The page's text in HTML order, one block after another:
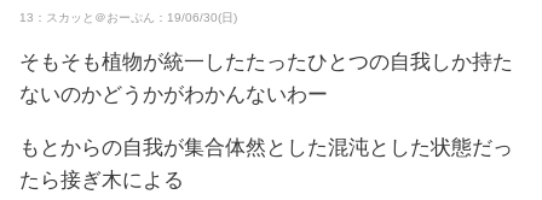
13：スカッと＠おーぷん：19/06/30(日)
そもそも植物が統一したたったひとつの自我しか持た
ないのかどうかがわかんないわー
もとからの自我が集合体然とした混沌とした状態だっ
たら接ぎ木による